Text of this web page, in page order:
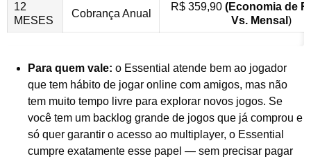
12
MESES
Cobrança Anual
R$ 359,90 (Economia de
Vs. Mensal )
Para quem vale: o Essential atende bem ao jogador
que tem hábito de jogar online com amigos, mas não
tem muito tempo livre para explorar novos jogos. Se
você tem um backlog grande de jogos que já comprou e
só quer garantir o acesso ao multiplayer, o Essential
cumpre exatamente esse papel — sem precisar pagar